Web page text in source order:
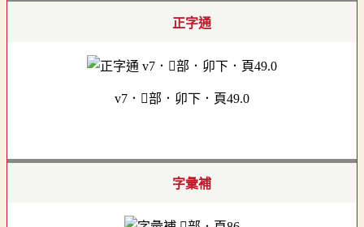
正字通
v7．部．卯下．頁49.0
字彙補